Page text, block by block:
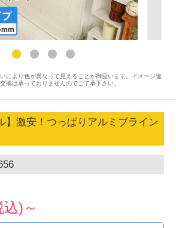
により色が異なって見えることが御座います。イメージ違
換は承っておりませんのでご了承下さい。
】激安！つっぱりアルミブライン
込)～